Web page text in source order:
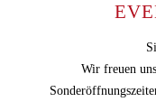
Wir freuen